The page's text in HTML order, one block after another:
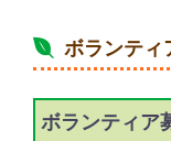
ボランティ
ボランティア